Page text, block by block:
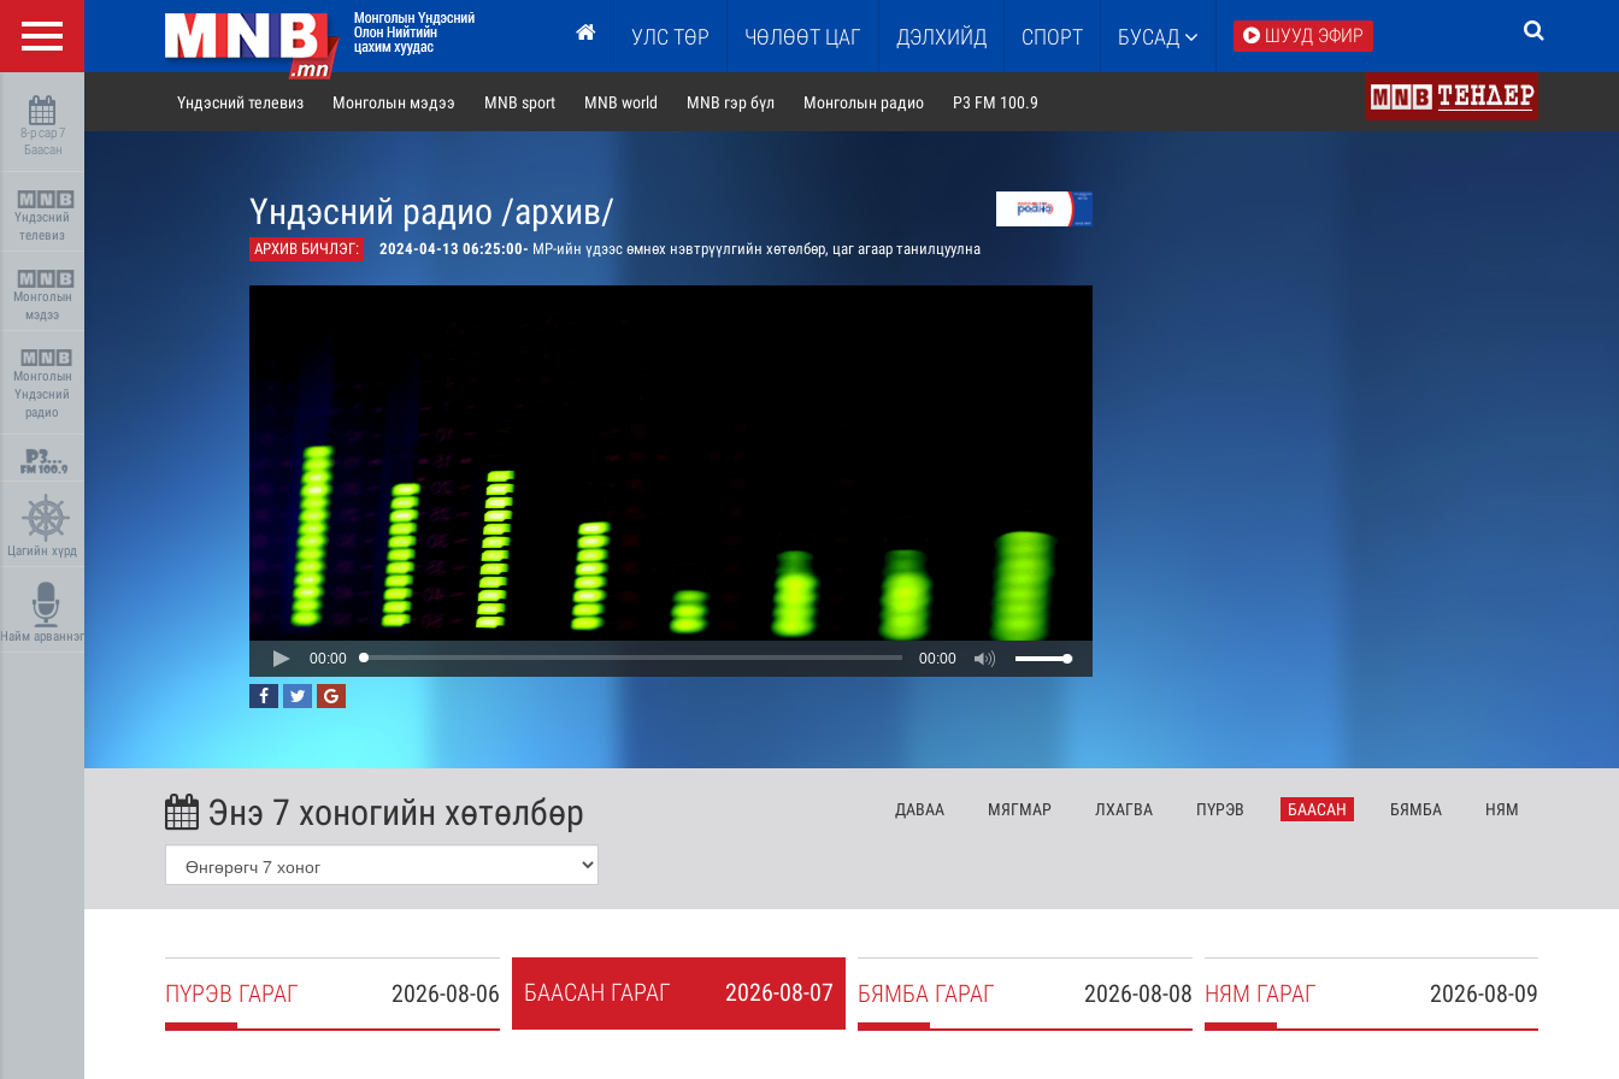
УЛС ТӨР ЧӨЛӨӨТ ЦАГ ДЭЛХИЙД СПОРТ БУСАД ШУУД ЭФИР
8-р сар 7
Баасан
Үндэсний
телевиз
Монголын
мэдээ
Монголын
Үндэсний
радио
Цагийн хүрд
Найм арваннэг
Үндэсний телевиз Монголын мэдээ MNB sport MNB world MNB гэр бүл Монголын радио P3 FM 100.9
Үндэсний радио /архив/
АРХИВ БИЧЛЭГ: 2024-04-13 06:25:00- МР-ийн үдээс өмнөх нэвтрүүлгийн хөтөлбөр, цаг агаар танилцуулна
00:00 00:00
Энэ 7 хоногийн хөтөлбөр ДАВАА МЯГМАР ЛХАГВА ПҮРЭВ БААСАН БЯМБА НЯМ
2026-08-06
ПҮРЭВ ГАРАГ 2026-08-07
БААСАН ГАРАГ 2026-08-08
БЯМБА ГАРАГ 2026-08-09
НЯМ ГАРАГ